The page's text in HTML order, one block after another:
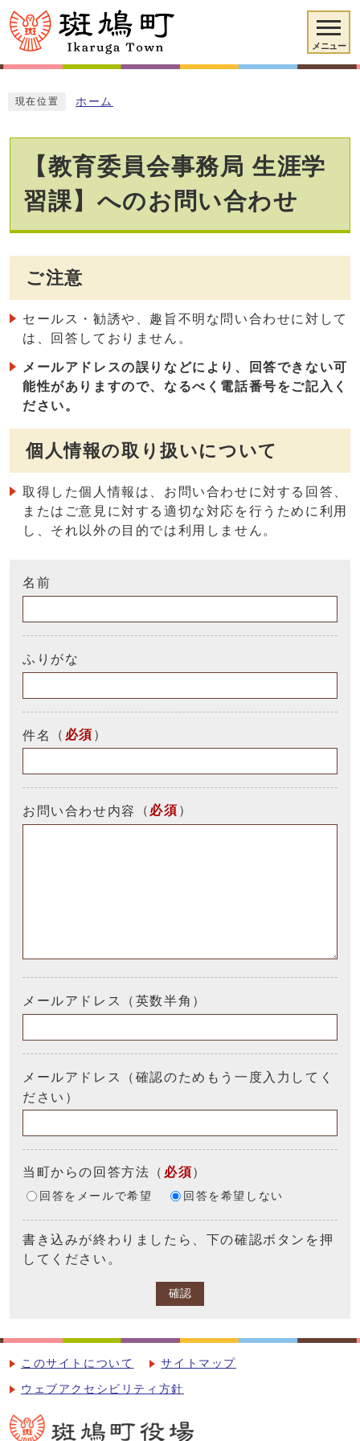
メニュー
現在位置 ホーム
【教育委員会事務局 生涯学
習課】へのお問い合わせ
ご注意
セールス・勧誘や、趣旨不明な問い合わせに対して
は、回答しておりません。
メールアドレスの誤りなどにより、回答できない可
能性がありますので、なるべく電話番号をご記入く
ださい。
個人情報の取り扱いについて
取得した個人情報は、お問い合わせに対する回答、
またはご意見に対する適切な対応を行うために利用
し、それ以外の目的では利用しません。
名前
ふりがな
件名 （ 必須 ）
お問い合わせ内容 （ 必須 ）
メールアドレス（英数半角）
メールアドレス（確認のためもう一度入力してく
ださい）
当町からの回答方法 （ 必須）
回答をメールで希望 回答を希望しない
書き込みが終わりましたら、下の確認ボタンを押
してください。
確認
このサイトについて サイトマップ
ウェブアクセシビリティ方針